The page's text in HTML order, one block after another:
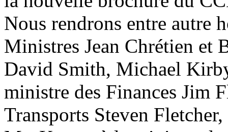
Nous rendrons entre autre
Ministres Jean Chrétien et
David Smith, Michael
ministre des Finances Jim
Transports Steven